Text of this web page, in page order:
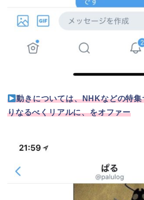
動きについては、NHKなどの特
りなるべくリアルに、をオファー